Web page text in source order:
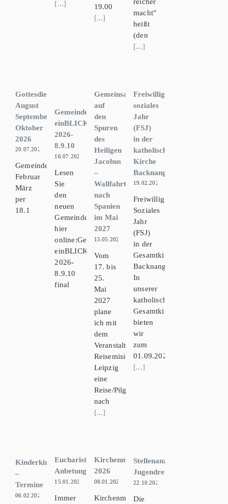
[...]
19.00
[...]
reicher
macht"
heißt
(den
[...]
Gottesdienstzeiten
August
September
Oktober
2026
20.07.2026
Gemeindebrief
Februar
März
per
18.1
Gemeindebrief
einBLICK
2026-
8.9.10
16.07.2026
Lesen
Sie
den
neuen
Gemeindebrief
hier
online:Gemeindebrief
einBLICK
2026-
8.9.10
final
Gemeinsam
auf
den
Spuren
des
Heiligen
Jacobus
–
Wallfahrt
nach
Spanien
im Mai
2027
15.05.2026
Vom
17. bis
25.
Mai
2027
plane
ich mit
dem
Veranstalter
Reisemision
Leipzig
eine
Reise/Pilgerfahrt
nach
[...]
Freiwilliges
soziales
Jahr
(FSJ)
in der
katholischen
Kirche
Backnang
19.02.2026
Freiwillig
Soziales
Jahr
(FSJ)
in der
Gesamtkirchengemeinde
Backnang
In
unserer
katholischen
Gesamtkirchengemeinde
bieten
wir
zum
01.09.2026
[...]
Kinderkirche
–
Termine
06.02.2026
Eucharistische
Anbetung
15.01.2026
Immer
Kirchenmusik
2026
08.01.2026
Kirchenmusikkalender
Stellenanzeige:
JugendreferentIn
22.10.2025
Die